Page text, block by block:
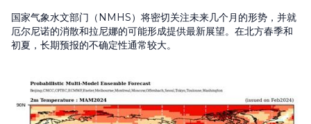
国家气象水文部门（NMHS）将密切关注未来几个月的形势，并就
厄尔尼诺的消散和拉尼娜的可能形成提供最新展望。在北方春季和
初夏，长期预报的不确定性通常较大。